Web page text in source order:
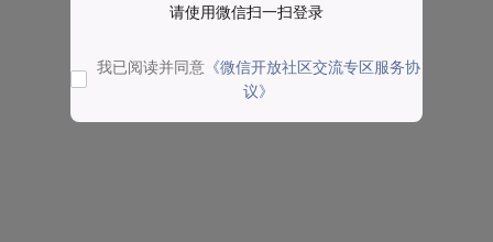
请使用微信扫一扫登录
我已阅读并同意 《微信开放社区交流专区服务协
议》